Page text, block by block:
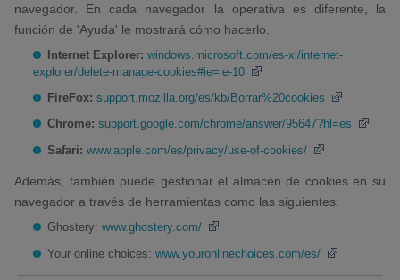
navegador. En cada navegador la operativa es diferente, la
función de 'Ayuda' le mostrará cómo hacerlo.
Internet Explorer:windows.microsoft.com/es-xl/internet-
explorer/delete-manage-cookies#ie=ie-10
FireFox:support.mozilla.org/es/kb/Borrar%20cookies
Chrome:support.google.com/chrome/answer/95647?hl=es
Safari:www.apple.com/es/privacy/use-of-cookies/
Además, también puede gestionar el almacén de cookies en su
navegador a través de herramientas como las siguientes:
Ghostery:www.ghostery.com/
Your online choices:www.youronlinechoices.com/es/